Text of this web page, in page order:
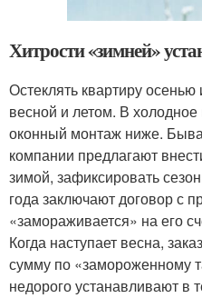
Хитрости «зимней»
Остеклять квартиру
весной и летом. В
оконный монтаж ниже.
компании предлагают
зимой, зафиксировать
года заключают договор с
«замораживается» на его
Когда наступает весна,
сумму по «замороженному
недорого устанавливают в